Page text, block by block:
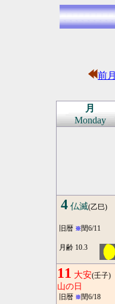
前月
月
Monday
4 仏滅(乙巳)
旧暦 ※閏6/11
月齢 10.3
11 大安(壬子)
山の日
旧暦 ※閏6/18